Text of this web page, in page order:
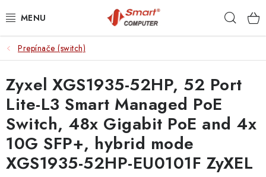
na
NOTEBOOKY
MOBILNÉ ZARIADENIA
PC A KOMPONENTY
PERIFÉRIE
Prepínače (switch)
Zyxel XGS1935-52HP, 52 Port
Lite-L3 Smart Managed PoE
Switch, 48x Gigabit PoE and 4x
10G SFP+, hybrid mode
XGS1935-52HP-EU0101F ZyXEL